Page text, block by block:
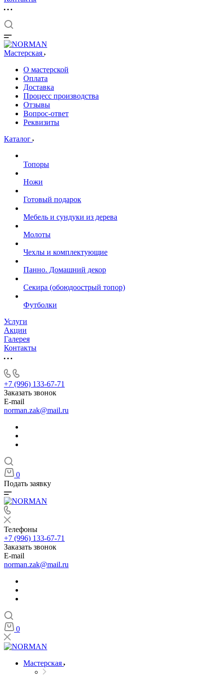
Мастерская
О мастерской
Оплата
Доставка
Процесс производства
Отзывы
Вопрос-ответ
Реквизиты
Каталог
Топоры
Ножи
Готовый подарок
Мебель и сундуки из дерева
Молоты
Чехлы и комплектующие
Панно. Домашний декор
Секира (обоюдоострый топор)
Футболки
Услуги
Акции
Галерея
Контакты
+7 (996) 133-67-71
Заказать звонок
E-mail
norman.zak@mail.ru
0
Подать заявку
Телефоны
+7 (996) 133-67-71
Заказать звонок
E-mail
norman.zak@mail.ru
0
Мастерская